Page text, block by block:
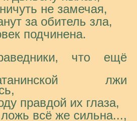
не замечая,
за обитель зла,
подчинена.
что ещё
лжи
правдой их глаза,
всё же сильна...,